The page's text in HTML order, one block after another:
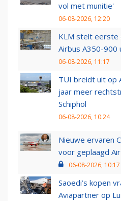
vol met munitie'
06-08-2026, 12:20
KLM stelt eerste
Airbus A350-900
06-08-2026, 11:17
TUI breidt uit op
jaar meer
Schiphol
06-08-2026, 10:24
Nieuwe ervaren
voor geplaagd
06-08-2026, 10:17
Saoedi’s kopen
Aviapartner op